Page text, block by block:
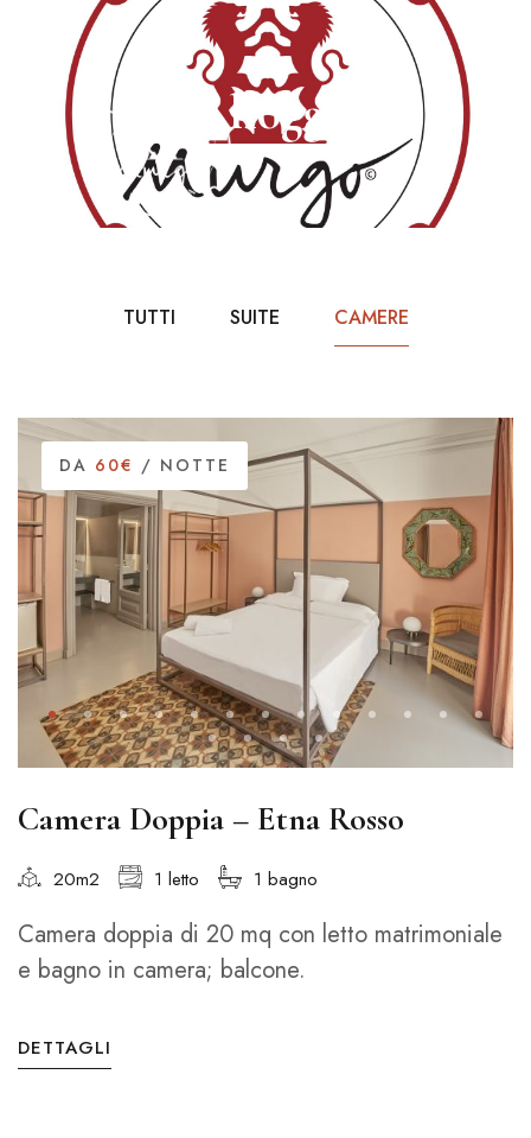
Alloggi
TUTTI SUITE CAMERE
DA 60€ / NOTTE
Camera Doppia – Etna Rosso
20m2 1 letto 1 bagno
Camera doppia di 20 mq con letto matrimoniale
e bagno in camera; balcone.
DETTAGLI